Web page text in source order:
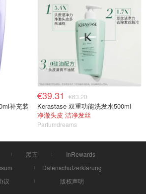
补充装
€39.31 €63.20
Kerastase 双重功能洗发水500ml
净澈头皮 洁净发丝
Parfumdreams
黑五
InRewards
Datenschutzerklärung
议
版权声明